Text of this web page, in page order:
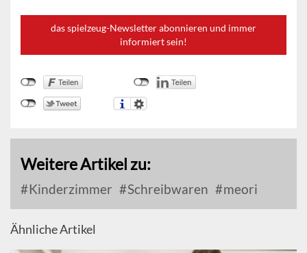
das spielzeug-Newsletter abonnieren und immer
informiert sein!
Weitere Artikel zu:
Kinderzimmer Schreibwaren meori
Ähnliche Artikel